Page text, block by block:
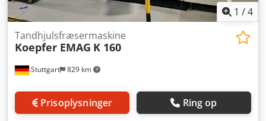
1 /4
Stuttgart 829 km
Tandhjulsfræsermaskine
Koepfer EMAG K 160
Prisoplysninger Ring op